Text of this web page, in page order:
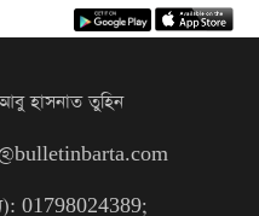
হাসনাত তুহিন
01798024389;